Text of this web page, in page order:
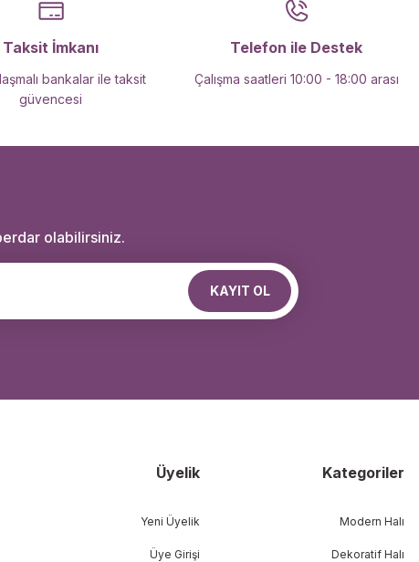
Taksit İmkanı
bankalar ile taksit
güvencesi
Telefon ile Destek
Çalışma saatleri 10:00 - 18:00 arası
olabilirsiniz.
KAYIT OL
Üyelik
Yeni Üyelik
Üye Girişi
Kategoriler
Modern Halı
Dekoratif Halı